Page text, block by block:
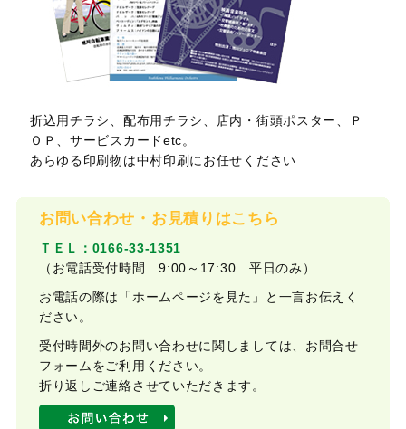
折込用チラシ、配布用チラシ、店内・街頭ポスター、Ｐ
ＯＰ、サービスカードetc。
あらゆる印刷物は中村印刷にお任せください
お問い合わせ・お見積りはこちら
ＴＥＬ：0166-33-1351
（お電話受付時間 9:00～17:30 平日のみ）
お電話の際は「ホームページを見た」と一言お伝えく
ださい。
受付時間外のお問い合わせに関しましては、お問合せ
フォームをご利用ください。
折り返しご連絡させていただきます。